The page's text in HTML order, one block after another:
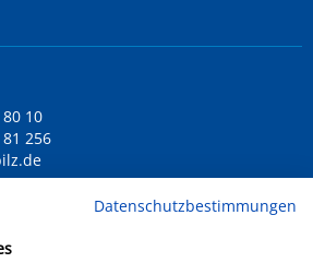
10
256
Datenschutzbestimmungen